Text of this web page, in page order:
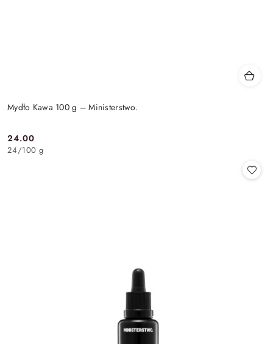
Mydło Kawa 100 g – Ministerstwo.
Cena:
24.00
24/100 g